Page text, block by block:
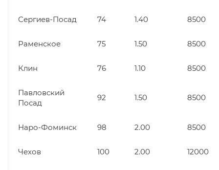
Сергиев-Посад 74 1.40 8500
Раменское 75 1.50 8500
Клин 76 1.10 8500
Павловский
Посад
92 1.50 8500
Наро-Фоминск 98 2.00 8500
Чехов 100 2.00 12000